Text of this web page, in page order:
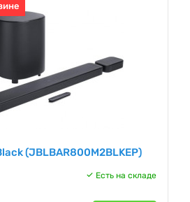
(JBLBAR800M2BLKEP)
Есть на складе